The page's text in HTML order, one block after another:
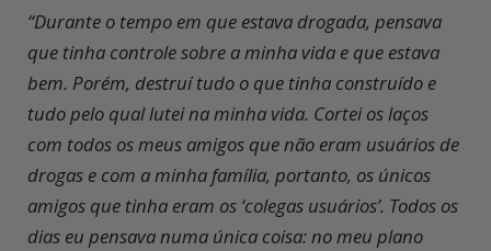
“Durante o tempo em que estava drogada, pensava
que tinha controle sobre a minha vida e que estava
bem. Porém, destruí tudo o que tinha construído e
tudo pelo qual lutei na minha vida. Cortei os laços
com todos os meus amigos que não eram usuários de
drogas e com a minha família, portanto, os únicos
amigos que tinha eram os ‘colegas usuários’. Todos os
dias eu pensava numa única coisa: no meu plano